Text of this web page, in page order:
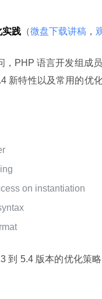
实践 （微盘下载讲稿 ，
，PHP 语言开发组成
新特性以及常用的优
on instantiation
到 5.4 版本的优化策